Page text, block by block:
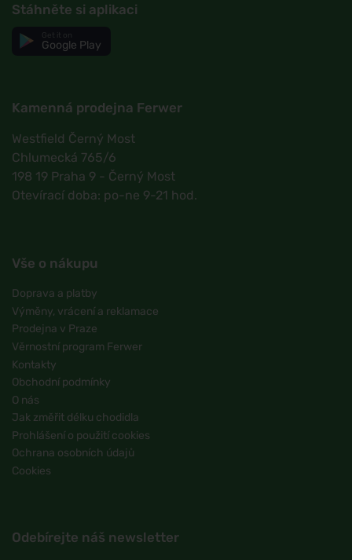
Stáhněte si aplikaci
Google Play
Kamenná prodejna Ferwer
Westfield Černý Most
Chlumecká 765/6
198 19 Praha 9 - Černý Most
Otevírací doba: po-ne 9-21 hod.
Vše o nákupu
Doprava a platby
Výměny, vrácení a reklamace
Prodejna v Praze
Věrnostní program Ferwer
Kontakty
Obchodní podmínky
O nás
Jak změřit délku chodidla
Prohlášení o použití cookies
Ochrana osobních údajů
Cookies
Odebírejte náš newsletter